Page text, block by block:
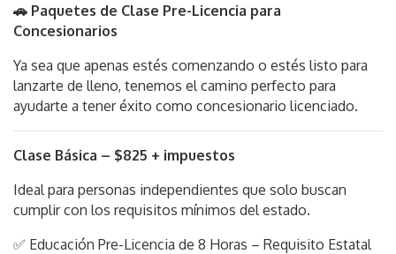
🚗 Paquetes de Clase Pre-Licencia para
Concesionarios
Ya sea que apenas estés comenzando o estés listo para
lanzarte de lleno, tenemos el camino perfecto para
ayudarte a tener éxito como concesionario licenciado.
Clase Básica – $825 + impuestos
Ideal para personas independientes que solo buscan
cumplir con los requisitos mínimos del estado.
✅ Educación Pre-Licencia de 8 Horas – Requisito Estatal